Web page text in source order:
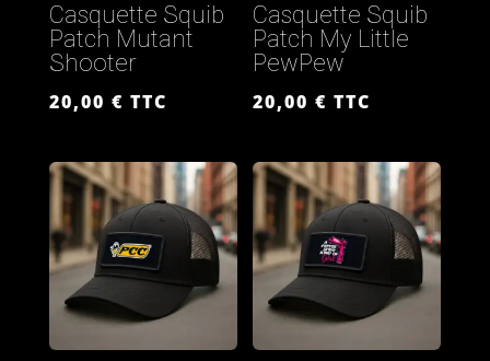
Casquette Squib
Patch Mutant
Shooter
20,00 € TTC
Casquette Squib
Patch My Little
PewPew
20,00€ TTC